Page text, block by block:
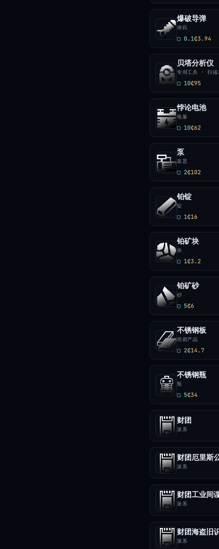
爆破导弹
弹药
▢ 0.1₵3.94
贝塔分析仪
专用工具 · 扫描
▢ 10₵95
悖论电池
电量
▢ 10₵62
泵
装置
▢ 2₵102
铂锭
锭
▢ 1₵16
铂矿块
块
▢ 1₵3.2
铂矿砂
砂
▢ 5₵6
不锈钢板
简易产品
▢ 2₵14.7
不锈钢瓶
瓶
▢ 5₵34
财团
派系
财团厄里斯
派系
财团工业间
派系
财团海盗旧
派系